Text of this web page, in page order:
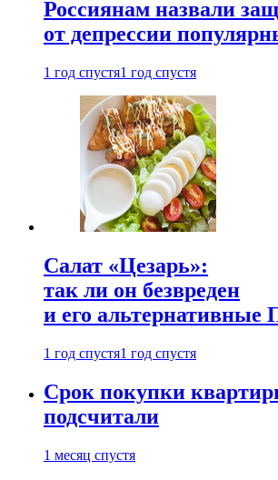
Россиянам назвали
от депрессии
1 год спустя1 год спустя
Салат «Цезарь»:
так ли он безвреден
и его
1 год спустя1 год спустя
Срок покупки
подсчитали
1 месяц спустя